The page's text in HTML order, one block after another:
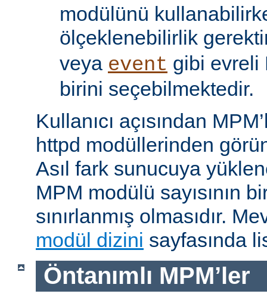
modülünü
ölçeklenebilirlik
veya event gibi evreli
birini seçebilmektedir.
Kullanıcı açısından
httpd modüllerinden
Asıl fark sunucuya
MPM modülü sayısının
sınırlanmış olmasıdır.
modül dizini sayfasında
Öntanımlı MPM’ler